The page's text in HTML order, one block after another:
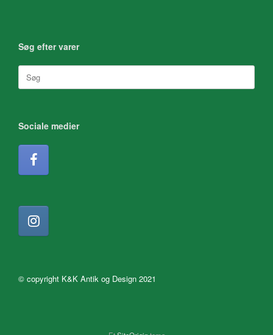
Søg efter varer
efter:
Sociale medier
© copyright K&K Antik og Design 2021